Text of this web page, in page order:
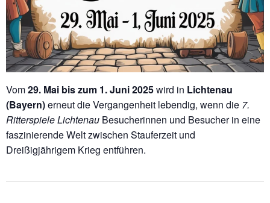
Vom29. Mai bis zum 1. Juni 2025wird in Lichtenau
(Bayern)erneut die Vergangenheit lebendig, wenn die 7.
Ritterspiele Lichtenau Besucherinnen und Besucher in eine
faszinierende Welt zwischen Stauferzeit und
Dreißigjährigem Krieg entführen.